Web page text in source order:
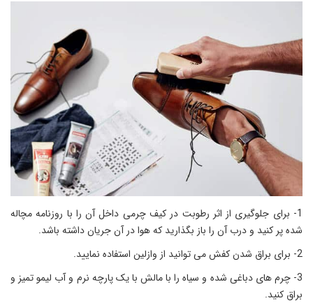
1- برای جلوگیری از اثر رطوبت در کیف چرمی داخل آن را با روزنامه مچاله
شده پر کنید و درب آن را باز بگذارید که هوا در آن جریان داشته باشد.
2- برای براق شدن کفش می توانید از وازلین استفاده نمایید.
3- چرم های دباغی شده و سیاه را با مالش با یک پارچه نرم و آب لیمو تمیز و
براق کنید.